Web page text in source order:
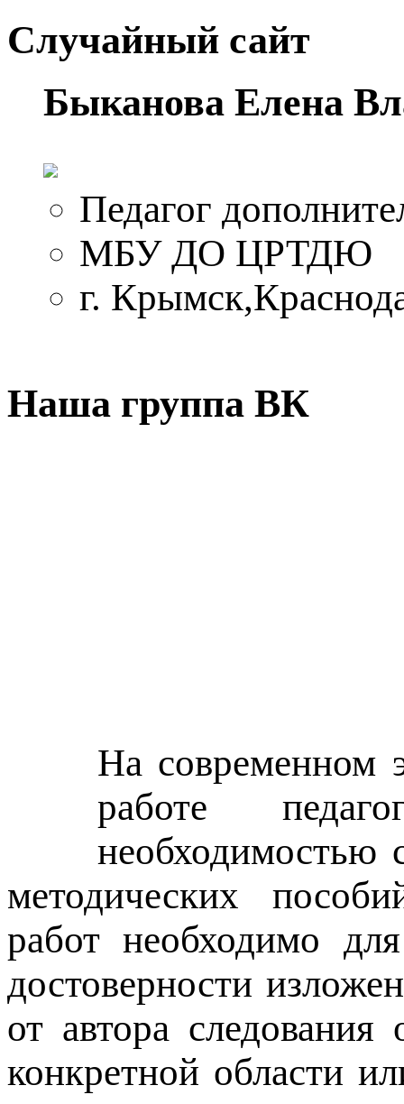
Случайный сайт
Быканова Елена
Педагог
МБУ ДО ЦРТДЮ
г.
Наша группа ВК
На современном
работе
необходимостью
методических
работ необходимо
достоверности
от автора
конкретной области